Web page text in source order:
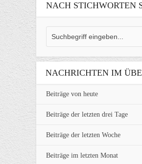
NACH STICHWORTEN
NACHRICHTEN IM
Beiträge von heute
Beiträge der letzten drei Tage
Beiträge der letzten Woche
Beiträge im letzten Monat